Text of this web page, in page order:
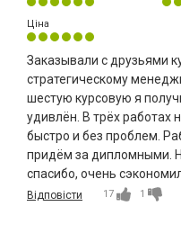
Ціна
Заказывали с друзьями
стратегическому
шестую курсовую я
удивлён. В трёх работах
быстро и без проблем.
придём за дипломными.
спасибо, очень
Відповісти 17 1